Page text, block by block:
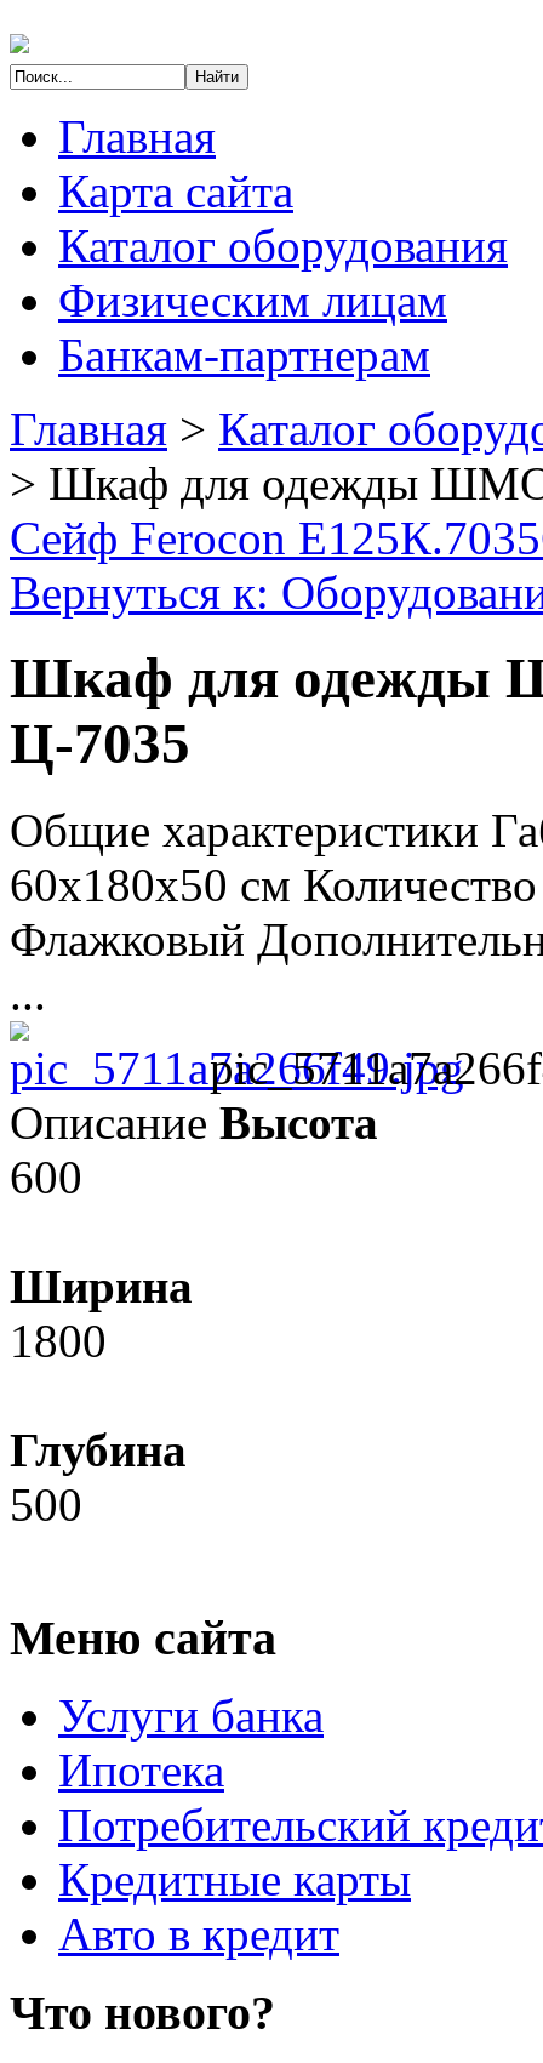
Главная
Карта сайта
Каталог оборудования
Физическим лицам
Банкам-партнерам
Главная > Каталог
> Шкаф для одежды ШМО
Сейф Ferocon Е125К.7035
Вернуться к:
Шкаф для одежды
Ц-7035
Общие характеристики
60х180х50 см
Флажковый
...
Описание Высота
600
Ширина
1800
Глубина
500
Меню сайта
Услуги банка
Ипотека
Потребительский
Кредитные карты
Авто в кредит
Что нового?